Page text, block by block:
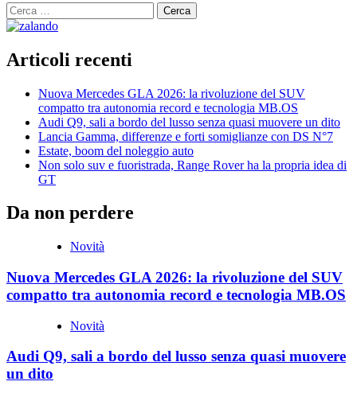
Ricerca
per:
Articoli recenti
Nuova Mercedes GLA 2026: la rivoluzione del SUV
compatto tra autonomia record e tecnologia MB.OS
Audi Q9, sali a bordo del lusso senza quasi muovere un dito
Lancia Gamma, differenze e forti somiglianze con DS N°7
Estate, boom del noleggio auto
Non solo suv e fuoristrada, Range Rover ha la propria idea di
GT
Da non perdere
Novità
Nuova Mercedes GLA 2026: la rivoluzione del SUV
compatto tra autonomia record e tecnologia MB.OS
Novità
Audi Q9, sali a bordo del lusso senza quasi muovere
un dito